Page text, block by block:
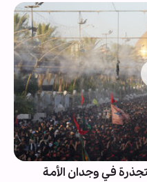
في وجدان الأمة